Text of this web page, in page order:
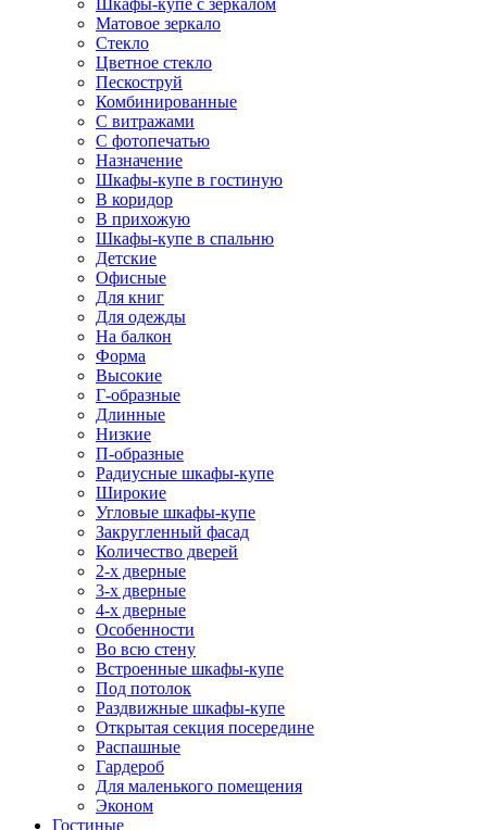
Шкафы-купе с зеркалом
Матовое зеркало
Стекло
Цветное стекло
Пескоструй
Комбинированные
С витражами
С фотопечатью
Назначение
Шкафы-купе в гостиную
В коридор
В прихожую
Шкафы-купе в спальню
Детские
Офисные
Для книг
Для одежды
На балкон
Форма
Высокие
Г-образные
Длинные
Низкие
П-образные
Радиусные шкафы-купе
Широкие
Угловые шкафы-купе
Закругленный фасад
Количество дверей
2-х дверные
3-х дверные
4-х дверные
Особенности
Во всю стену
Встроенные шкафы-купе
Под потолок
Раздвижные шкафы-купе
Открытая секция посередине
Распашные
Гардероб
Для маленького помещения
Эконом
Гостиные